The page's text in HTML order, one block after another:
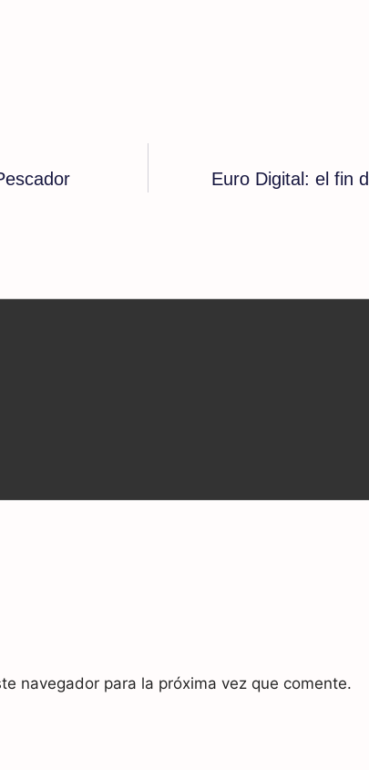
Euro Digital: el fin
navegador para la próxima vez que comente.